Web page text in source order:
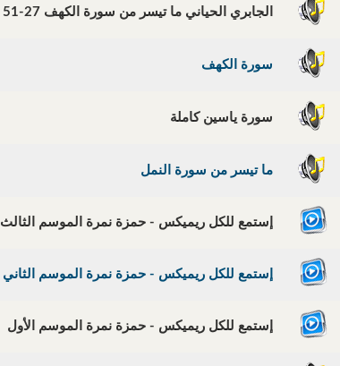
الجابري الحياني ما تيسر من سورة الكهف 27-51
سورة الكهف
سورة ياسين كاملة
ما تيسر من سورة النمل
إستمع للكل ريميكس - حمزة نمرة الموسم الثالث
إستمع للكل ريميكس - حمزة نمرة الموسم الثاني
إستمع للكل ريميكس - حمزة نمرة الموسم الأول